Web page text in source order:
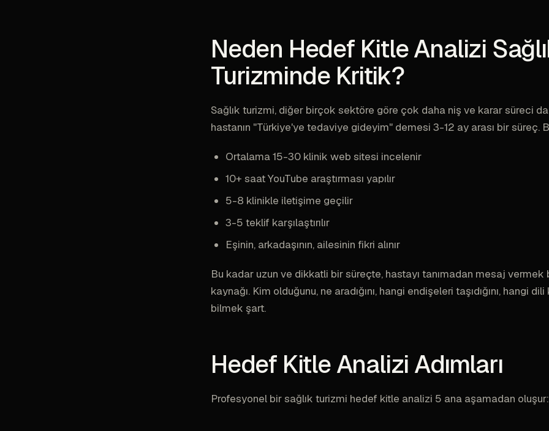
Neden Hedef Kitle Analizi
Turizminde Kritik?
Sağlık turizmi, diğer birçok sektöre göre çok daha niş ve karar süreci
hastanın "Türkiye'ye tedaviye gideyim" demesi 3-12 ay arası bir süreç.
Ortalama 15-30 klinik web sitesi incelenir
10+ saat YouTube araştırması yapılır
5-8 klinikle iletişime geçilir
3-5 teklif karşılaştırılır
Eşinin, arkadaşının, ailesinin fikri alınır
Bu kadar uzun ve dikkatli bir süreçte, hastayı tanımadan mesaj vermek
kaynağı. Kim olduğunu, ne aradığını, hangi endişeleri taşıdığını, hangi
bilmek şart.
Hedef Kitle Analizi Adımları
Profesyonel bir sağlık turizmi hedef kitle analizi 5 ana aşamadan oluşur: